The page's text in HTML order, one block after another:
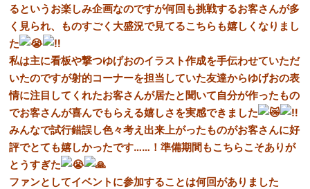
るというお楽しみ企画なのですが何回も挑戦するお客さんが多
く見られ、ものすごく大盛況で見てるこちらも嬉しくなりまし
た
私は主に看板や撃つゆげおのイラスト作成を手伝わせていただ
いたのですが射的コーナーを担当していた友達からゆげおの表
情に注目してくれたお客さんが居たと聞いて自分が作ったもの
でお客さんが喜んでもらえる嬉しさを実感できました
みんなで試行錯誤し色々考え出来上がったものがお客さんに好
評でとても嬉しかったです……！準備期間もこちらこそありが
とうすぎた
ファンとしてイベントに参加することは何回がありました